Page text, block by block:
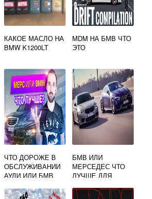
КАКОЕ МАСЛО НА
BMW K1200LT
MDM НА БМВ ЧТО
ЭТО
ЧТО ДОРОЖЕ В
ОБСЛУЖИВАНИИ
АУДИ ИЛИ БМВ
БМВ ИЛИ
МЕРСЕДЕС ЧТО
ЛУЧШЕ ДЛЯ